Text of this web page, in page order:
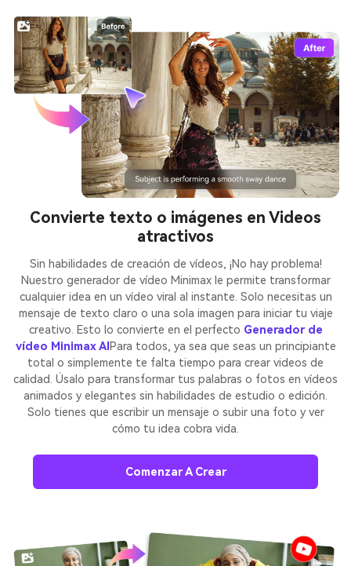
Convierte texto o imágenes en Videos
atractivos
Sin habilidades de creación de vídeos, ¡No hay problema!
Nuestro generador de vídeo Minimax le permite transformar
cualquier idea en un vídeo viral al instante. Solo necesitas un
mensaje de texto claro o una sola imagen para iniciar tu viaje
creativo. Esto lo convierte en el perfecto Generador de
vídeo Minimax AI Para todos, ya sea que seas un principiante
total o simplemente te falta tiempo para crear videos de
calidad. Úsalo para transformar tus palabras o fotos en vídeos
animados y elegantes sin habilidades de estudio o edición.
Solo tienes que escribir un mensaje o subir una foto y ver
cómo tu idea cobra vida.
Comenzar A Crear